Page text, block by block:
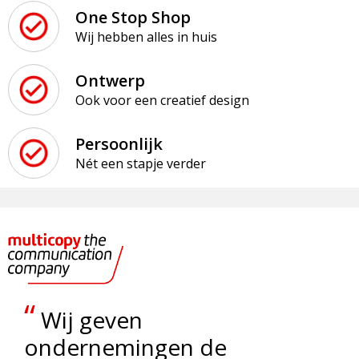
Toilettassen
Waterbestendige tassen
Reistassensets
Duffeltassen
Goodiebags
Aktetassen
Trolleys
One Stop Shop
Wij hebben alles in huis
Ontwerp
Ook voor een creatief design
Persoonlijk
Nét een stapje verder
“Wij geven
ondernemingen de